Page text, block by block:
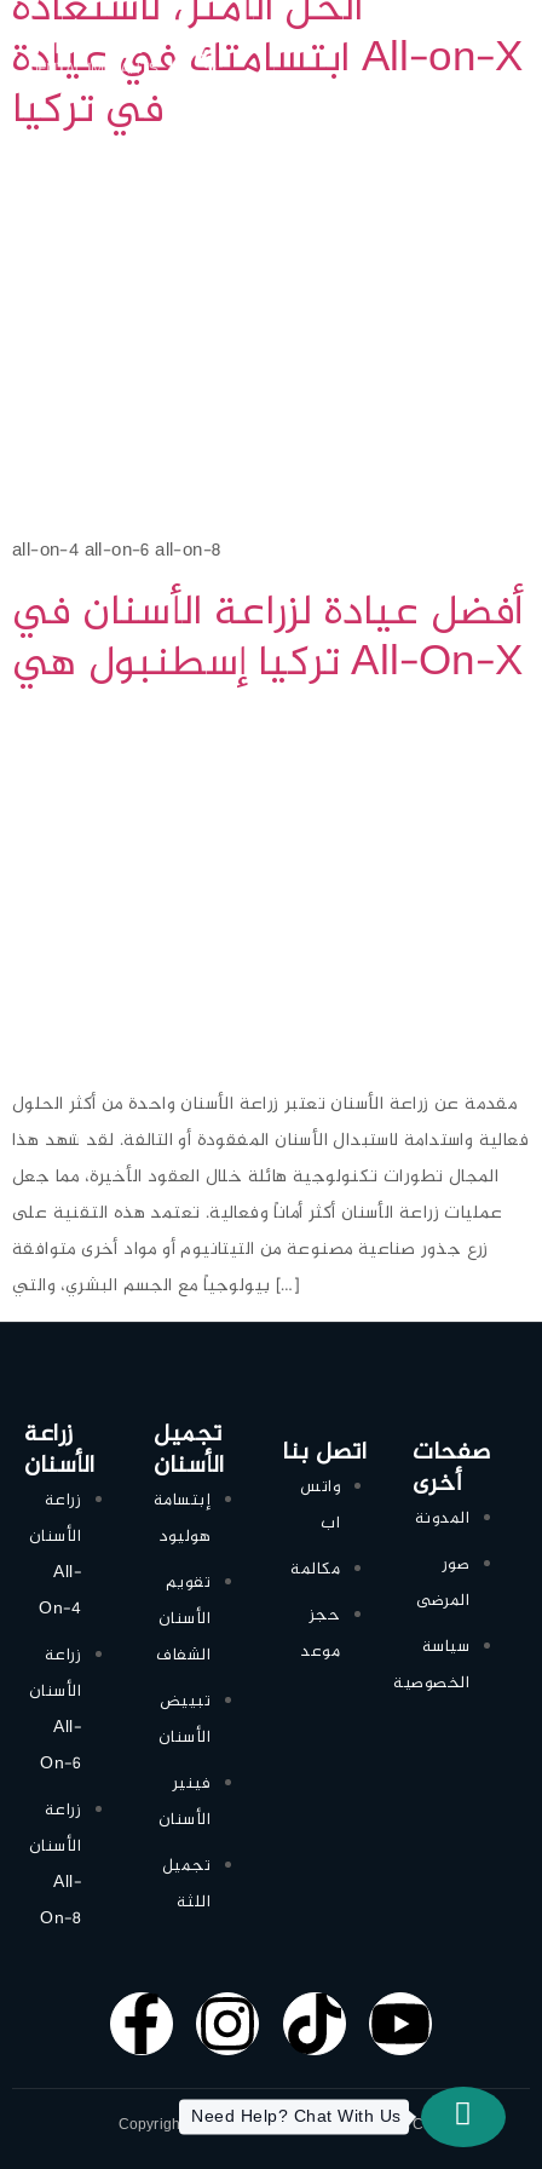
ابتسامتك في عيادة All-on-X
في تركيا
all-on-4 all-on-6 all-on-8
أفضل عيادة لزراعة الأسنان في
تركيا إسطنبول هي All-On-X
مقدمة عن زراعة الأسنان تعتبر زراعة الأسنان واحدة من أكثر الحلول
فعالية واستدامة لاستبدال الأسنان المفقودة أو التالفة. لقد شهد هذا
المجال تطورات تكنولوجية هائلة خلال العقود الأخيرة، مما جعل
عمليات زراعة الأسنان أكثر أماناً وفعالية. تعتمد هذه التقنية على
زرع جذور صناعية مصنوعة من التيتانيوم أو مواد أخرى متوافقة
بيولوجياً مع الجسم البشري، والتي […]
زراعة
الأسنان
زراعة
الأسنان
All-
On-4
زراعة
الأسنان
All-
On-6
زراعة
الأسنان
All-
On-8
تجميل
الأسنان
إبتسامة
هوليود
تقويم
الأسنان
الشفاف
تبييض
الأسنان
فينير
الأسنان
تجميل
اللثة
اتصل بنا
واتس
اب
مكالمة
حجز
موعد
صفحات
أخرى
المدونة
صور
المرضى
سياسة
الخصوصية
Copyright © 2019 All-On-X | Designed by ITC
Need Help? Chat With Us